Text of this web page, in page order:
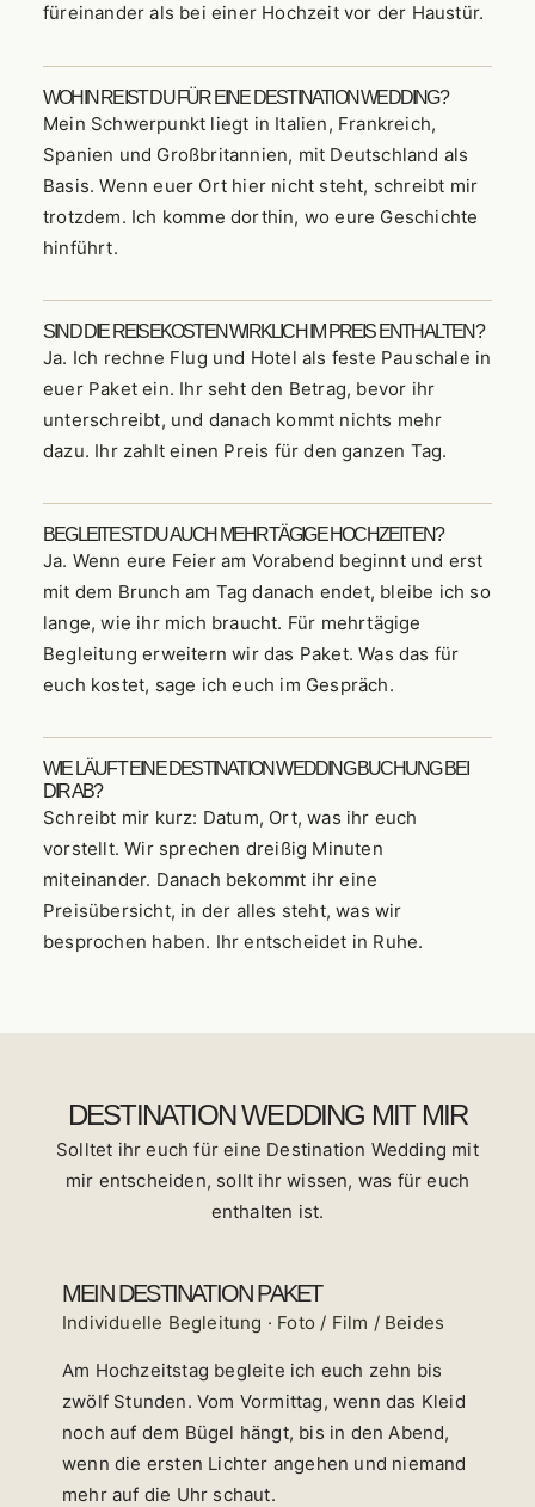
füreinander als bei einer Hochzeit vor der Haustür.
WOHIN REIST DU FÜR EINE DESTINATION WEDDING?
Mein Schwerpunkt liegt in Italien, Frankreich,
Spanien und Großbritannien, mit Deutschland als
Basis. Wenn euer Ort hier nicht steht, schreibt mir
trotzdem. Ich komme dorthin, wo eure Geschichte
hinführt.
SIND DIE REISEKOSTEN WIRKLICH IM PREIS ENTHALTEN?
Ja. Ich rechne Flug und Hotel als feste Pauschale in
euer Paket ein. Ihr seht den Betrag, bevor ihr
unterschreibt, und danach kommt nichts mehr
dazu. Ihr zahlt einen Preis für den ganzen Tag.
BEGLEITEST DU AUCH MEHRTÄGIGE HOCHZEITEN?
Ja. Wenn eure Feier am Vorabend beginnt und erst
mit dem Brunch am Tag danach endet, bleibe ich so
lange, wie ihr mich braucht. Für mehrtägige
Begleitung erweitern wir das Paket. Was das für
euch kostet, sage ich euch im Gespräch.
WIE LÄUFT EINE DESTINATION WEDDING BUCHUNG BEI
DIR AB?
Schreibt mir kurz: Datum, Ort, was ihr euch
vorstellt. Wir sprechen dreißig Minuten
miteinander. Danach bekommt ihr eine
Preisübersicht, in der alles steht, was wir
besprochen haben. Ihr entscheidet in Ruhe.
DESTINATION WEDDING MIT MIR
Solltet ihr euch für eine Destination Wedding mit
mir entscheiden, sollt ihr wissen, was für euch
enthalten ist.
MEIN DESTINATION PAKET
Individuelle Begleitung · Foto / Film / Beides
Am Hochzeitstag begleite ich euch zehn bis
zwölf Stunden. Vom Vormittag, wenn das Kleid
noch auf dem Bügel hängt, bis in den Abend,
wenn die ersten Lichter angehen und niemand
mehr auf die Uhr schaut.